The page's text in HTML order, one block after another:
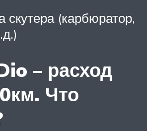
скутера (карбюратор,
– расход
Что